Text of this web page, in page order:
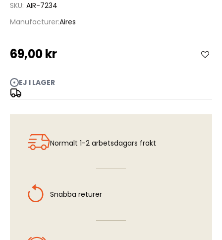
SKU AIR-7234
ManufacturerAires
69,00 kr
EJ I LAGER
bildgalleriet
av
bildgalleriet
Normalt 1-2 arbetsdagars frakt
Snabba returer